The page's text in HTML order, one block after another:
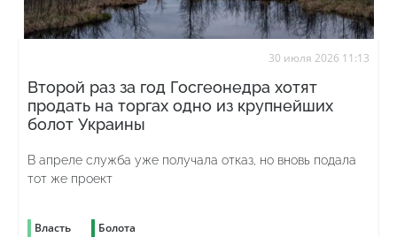
30 июля 2026 11:13
Второй раз за год Госгеонедра хотят
продать на торгах одно из крупнейших
болот Украины
В апреле служба уже получала отказ, но вновь подала
тот же проект
Власть Болота